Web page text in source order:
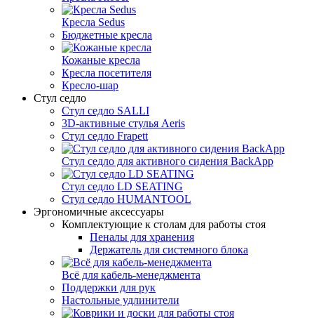
Кресла Sedus
Бюджетные кресла
Кожаные кресла
Кресла посетителя
Кресло-шар
Стул седло
Стул седло SALLI
3D-активные стулья Aeris
Стул седло Frapett
Стул седло для активного сидения BackApp
Стул седло LD SEATING
Стул седло HUMANTOOL
Эргономичные аксессуары
Комплектующие к столам для работы стоя
Пеналы для хранения
Держатель для системного блока
Всё для кабель-менеджмента
Поддержки для рук
Настольные удлинители